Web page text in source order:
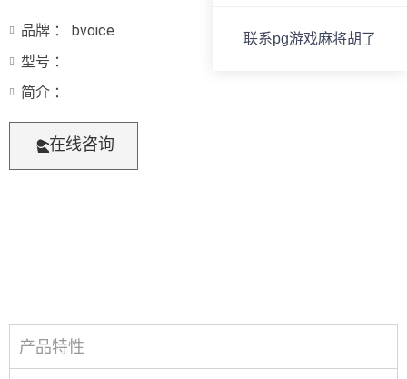
联系pg游戏麻将胡了
品牌 ： bvoice
型号 ：
简介 ：
在线咨询
产品特性